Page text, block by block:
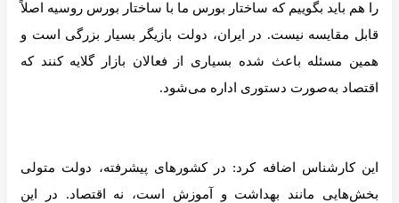
را هم باید بگوییم که ساختار بورس ما با ساختار بورس روسیه اصلاً
قابل مقایسه نیست. در ایران، دولت بازیگر بسیار بزرگی است و
همین مسئله باعث شده بسیاری از فعالان بازار گلایه کنند که
اقتصاد به‌صورت دستوری اداره می‌شود.
این کارشناس اضافه کرد: در کشورهای پیشرفته، دولت متولی
بخش‌هایی مانند بهداشت و آموزش است، نه اقتصاد. در این